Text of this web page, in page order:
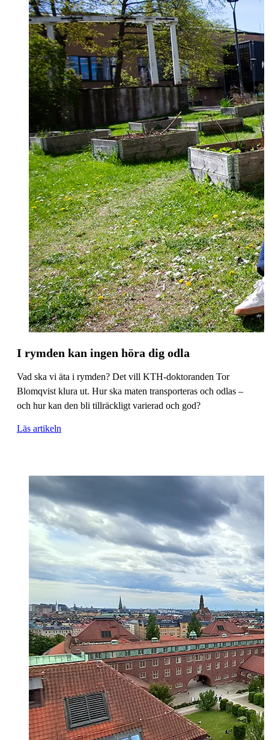
I rymden kan ingen höra dig odla
Vad ska vi äta i rymden? Det vill KTH-doktoranden Tor
Blomqvist klura ut. Hur ska maten transporteras och odlas –
och hur kan den bli tillräckligt varierad och god?
Läs artikeln